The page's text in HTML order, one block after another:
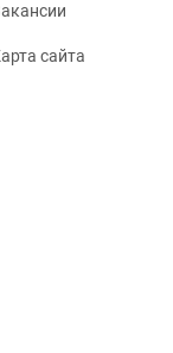
сайта